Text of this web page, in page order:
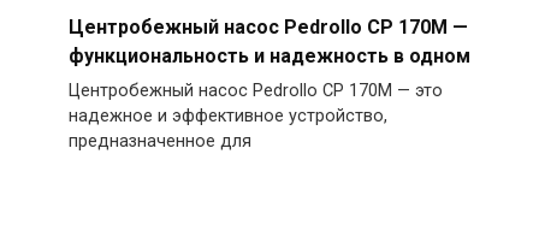
Центробежный насос Pedrollo CP 170M —
функциональность и надежность в одном
Центробежный насос Pedrollo CP 170M — это
надежное и эффективное устройство,
предназначенное для